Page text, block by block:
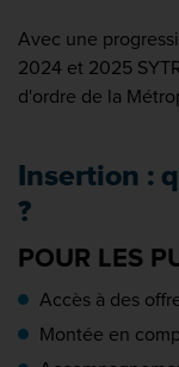
Avec une
2024 et 2025
d'ordre de la
Insertion :
?
POUR LES
Accès à des
Montée en